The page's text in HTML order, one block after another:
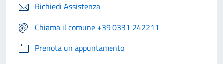
Richiedi Assistenza
Chiama il comune +39 0331 242211
Prenota un appuntamento